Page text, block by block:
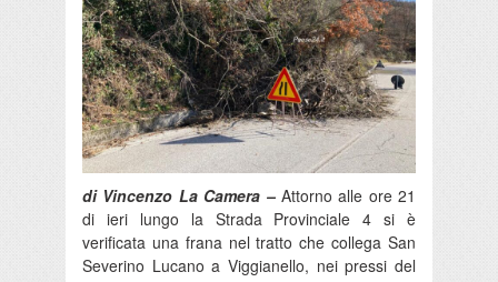
di Vincenzo La Camera – Attorno alle ore 21
di ieri lungo la Strada Provinciale 4 si è
verificata una frana nel tratto che collega San
Severino Lucano a Viggianello, nei pressi del